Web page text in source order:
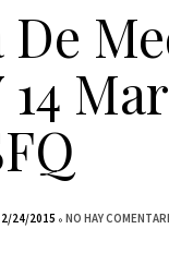
De
2/24/2015 NO HAY